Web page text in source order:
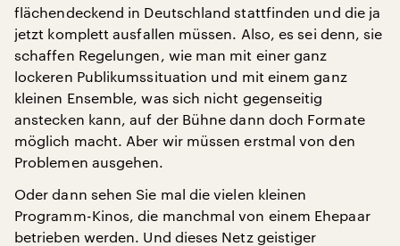
flächendeckend in Deutschland stattfinden und die ja
jetzt komplett ausfallen müssen. Also, es sei denn, sie
schaffen Regelungen, wie man mit einer ganz
lockeren Publikumssituation und mit einem ganz
kleinen Ensemble, was sich nicht gegenseitig
anstecken kann, auf der Bühne dann doch Formate
möglich macht. Aber wir müssen erstmal von den
Problemen ausgehen.
Oder dann sehen Sie mal die vielen kleinen
Programm-Kinos, die manchmal von einem Ehepaar
betrieben werden. Und dieses Netz geistiger